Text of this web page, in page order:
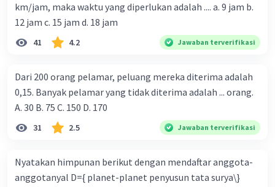
km/jam, maka waktu yang diperlukan adalah .... a. 9 jam b.
12 jam c. 15 jam d. 18 jam
41 4.2 Jawaban terverifikasi
Dari 200 orang pelamar, peluang mereka diterima adalah
0,15. Banyak pelamar yang tidak diterima adalah ... orang.
A. 30 B. 75 C. 150 D. 170
31 2.5 Jawaban terverifikasi
Nyatakan himpunan berikut dengan mendaftar anggota-
anggotanyal D={ planet-planet penyusun tata surya\}